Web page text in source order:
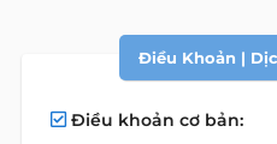
Điều Khoản |
Điều khoản cơ bản: